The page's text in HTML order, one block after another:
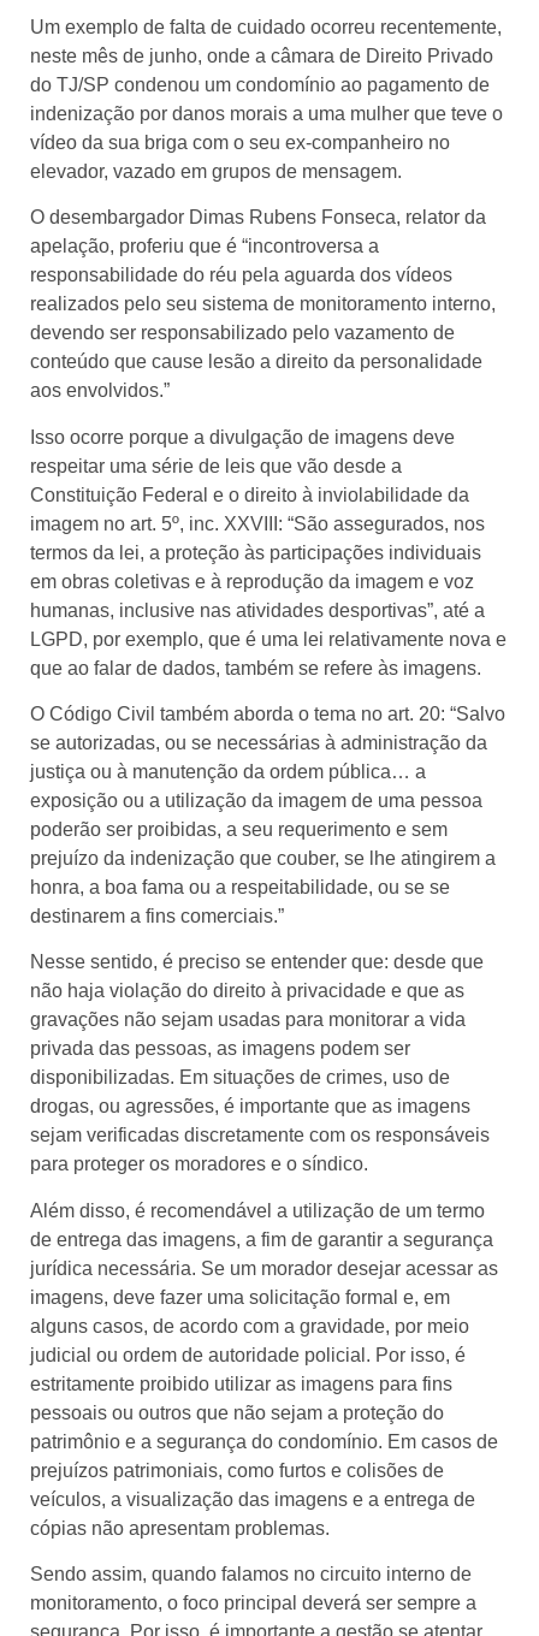
Um exemplo de falta de cuidado ocorreu recentemente,
neste mês de junho, onde a câmara de Direito Privado
do TJ/SP condenou um condomínio ao pagamento de
indenização por danos morais a uma mulher que teve o
vídeo da sua briga com o seu ex-companheiro no
elevador, vazado em grupos de mensagem.
O desembargador Dimas Rubens Fonseca, relator da
apelação, proferiu que é “incontroversa a
responsabilidade do réu pela aguarda dos vídeos
realizados pelo seu sistema de monitoramento interno,
devendo ser responsabilizado pelo vazamento de
conteúdo que cause lesão a direito da personalidade
aos envolvidos.”
Isso ocorre porque a divulgação de imagens deve
respeitar uma série de leis que vão desde a
Constituição Federal e o direito à inviolabilidade da
imagem no art. 5º, inc. XXVIII: “São assegurados, nos
termos da lei, a proteção às participações individuais
em obras coletivas e à reprodução da imagem e voz
humanas, inclusive nas atividades desportivas”, até a
LGPD, por exemplo, que é uma lei relativamente nova e
que ao falar de dados, também se refere às imagens.
O Código Civil também aborda o tema no art. 20: “Salvo
se autorizadas, ou se necessárias à administração da
justiça ou à manutenção da ordem pública… a
exposição ou a utilização da imagem de uma pessoa
poderão ser proibidas, a seu requerimento e sem
prejuízo da indenização que couber, se lhe atingirem a
honra, a boa fama ou a respeitabilidade, ou se se
destinarem a fins comerciais.”
Nesse sentido, é preciso se entender que: desde que
não haja violação do direito à privacidade e que as
gravações não sejam usadas para monitorar a vida
privada das pessoas, as imagens podem ser
disponibilizadas. Em situações de crimes, uso de
drogas, ou agressões, é importante que as imagens
sejam verificadas discretamente com os responsáveis
para proteger os moradores e o síndico.
Além disso, é recomendável a utilização de um termo
de entrega das imagens, a fim de garantir a segurança
jurídica necessária. Se um morador desejar acessar as
imagens, deve fazer uma solicitação formal e, em
alguns casos, de acordo com a gravidade, por meio
judicial ou ordem de autoridade policial. Por isso, é
estritamente proibido utilizar as imagens para fins
pessoais ou outros que não sejam a proteção do
patrimônio e a segurança do condomínio. Em casos de
prejuízos patrimoniais, como furtos e colisões de
veículos, a visualização das imagens e a entrega de
cópias não apresentam problemas.
Sendo assim, quando falamos no circuito interno de
monitoramento, o foco principal deverá ser sempre a